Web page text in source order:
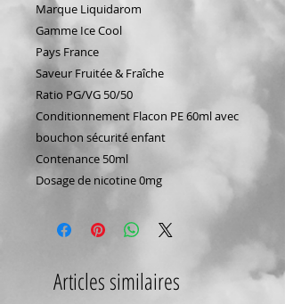
Marque Liquidarom
Gamme Ice Cool
Pays France
Saveur Fruitée & Fraîche
Ratio PG/VG 50/50
Conditionnement Flacon PE 60ml avec
bouchon sécurité enfant
Contenance 50ml
Dosage de nicotine 0mg
Articles similaires